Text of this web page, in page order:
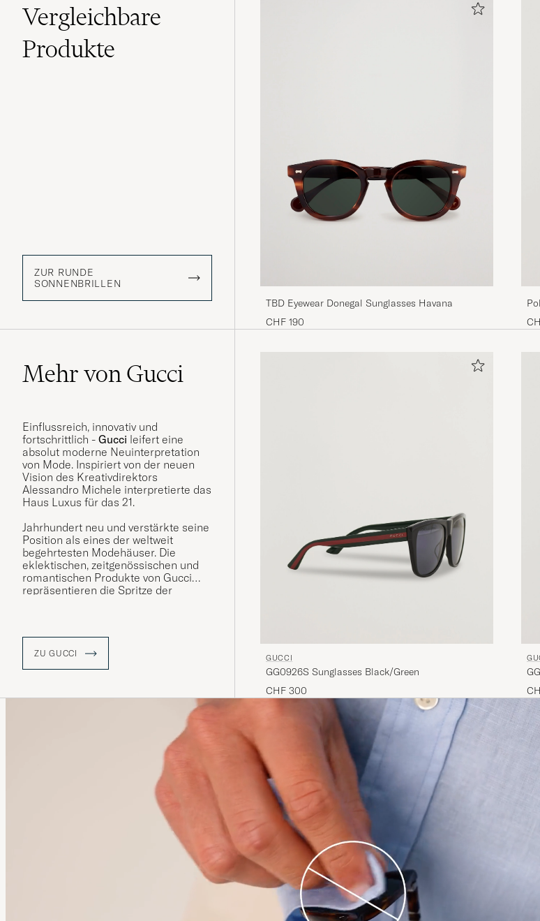
Vergleichbare
Produkte
ZUR RUNDE
SONNENBRILLEN
TBD Eyewear Donegal Sunglasses Havana
CHF 190
Mehr von Gucci
Einflussreich, innovativ und
fortschrittlich - Gucci leifert eine
absolut moderne Neuinterpretation
von Mode. Inspiriert von der neuen
Vision des Kreativdirektors
Alessandro Michele interpretierte das
Haus Luxus für das 21.
Jahrhundert neu und verstärkte seine
Position als eines der weltweit
begehrtesten Modehäuser. Die
eklektischen, zeitgenössischen und
romantischen Produkte von Gucci
repräsentieren die Spritze der
ZU GUCCI GUCCI
GG0926S Sunglasses Black/Green
CHF 300